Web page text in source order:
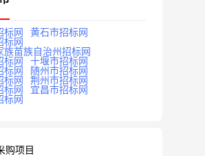
标网
黄石市招标网
标网
族苗族自治州招标网
标网
十堰市招标网
标网
随州市招标网
标网
荆州市招标网
标网
宜昌市招标网
标网
购项目